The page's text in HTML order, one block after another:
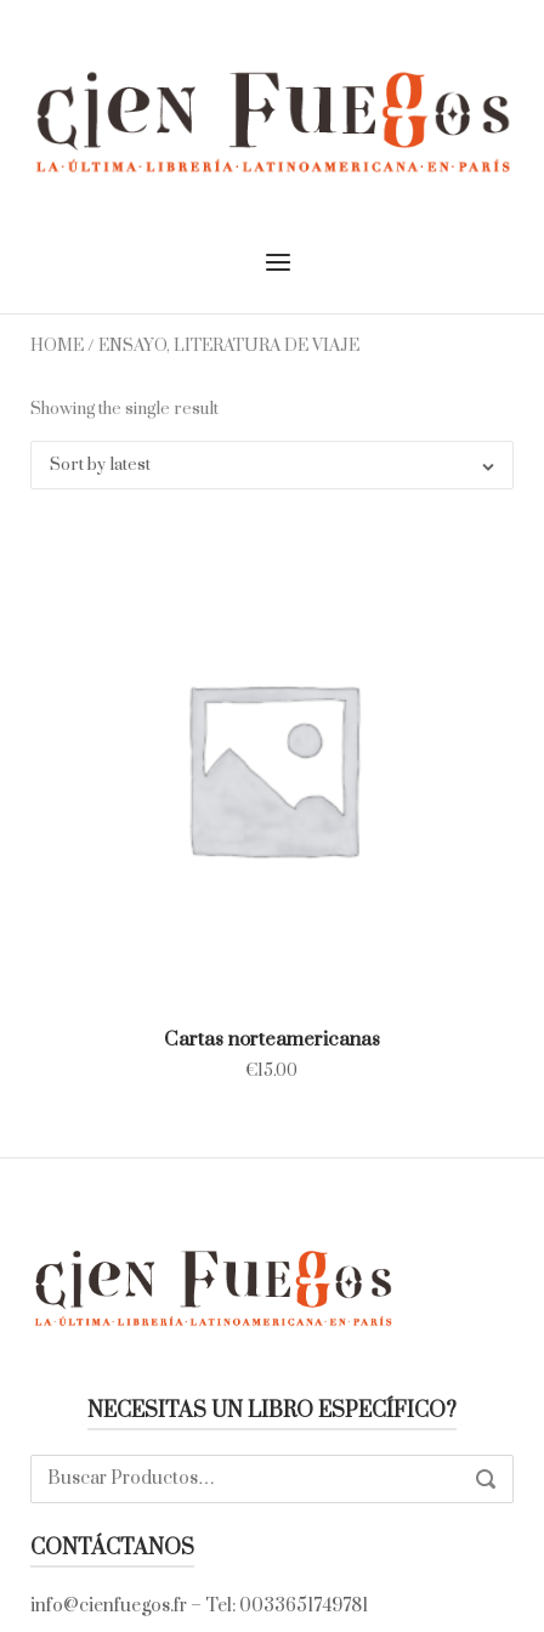
Menu
HOME/ ENSAYO, LITERATURA DE VIAJE
Showing the single result
Sort by latest
Cartas norteamericanas
€15.00
NECESITAS UN LIBRO ESPECÍFICO?
Buscar:
CONTÁCTANOS
info@cienfuegos.fr – Tel: 0033651749781